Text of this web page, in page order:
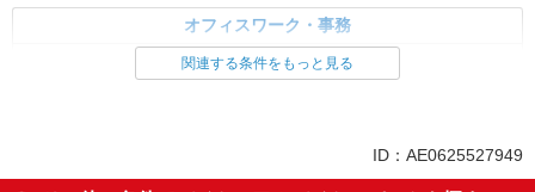
愛知県名古屋市中村区／最寄駅：名古屋駅、さ
さしまライブ駅 ●ささしまライブ駅直結／名駅
から歩いている方も多いです♪
オフィスワーク・事務
関連する条件をもっと見る
ID：AE0625527949